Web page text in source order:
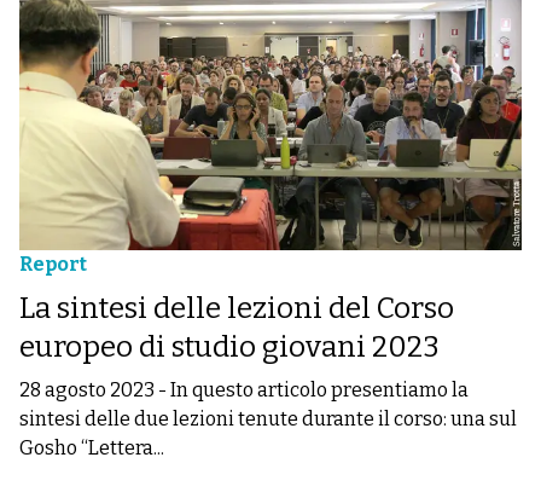
Report
La sintesi delle lezioni del Corso
europeo di studio giovani 2023
28 agosto 2023 - In questo articolo presentiamo la
sintesi delle due lezioni tenute durante il corso: una sul
Gosho “Lettera...